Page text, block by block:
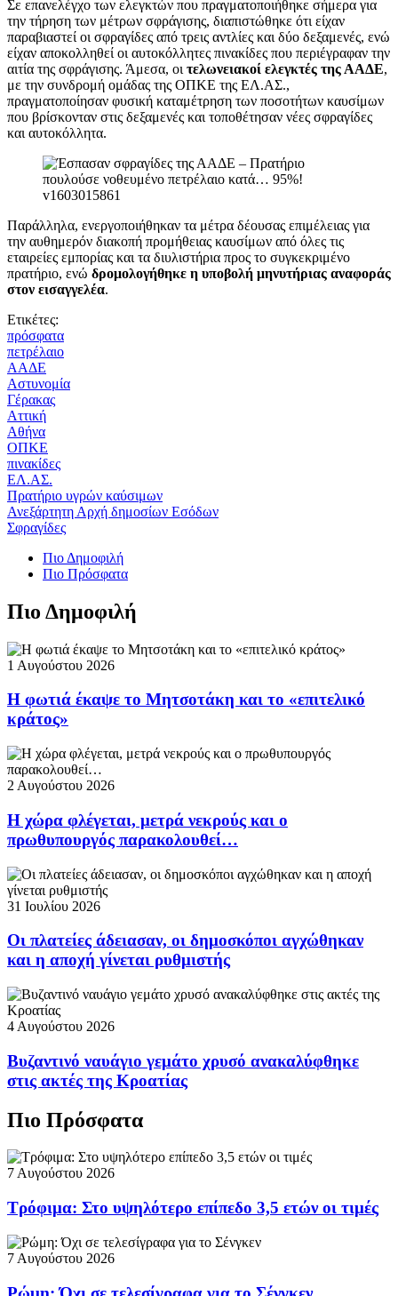
Σε επανελέγχο των ελεγκτών που πραγματοποιήθηκε σήμερα για
την τήρηση των μέτρων σφράγισης, διαπιστώθηκε ότι είχαν
παραβιαστεί οι σφραγίδες από τρεις αντλίες και δύο δεξαμενές, ενώ
είχαν αποκολληθεί οι αυτοκόλλητες πινακίδες που περιέγραφαν την
αιτία της σφράγισης. Άμεσα, οι τελωνειακοί ελεγκτές της ΑΑΔΕ,
με την συνδρομή ομάδας της ΟΠΚΕ της ΕΛ.ΑΣ.,
πραγματοποίησαν φυσική καταμέτρηση των ποσοτήτων καυσίμων
που βρίσκονταν στις δεξαμενές και τοποθέτησαν νέες σφραγίδες
και αυτοκόλλητα.
Παράλληλα, ενεργοποιήθηκαν τα μέτρα δέουσας επιμέλειας για
την αυθημερόν διακοπή προμήθειας καυσίμων από όλες τις
εταιρείες εμπορίας και τα διυλιστήρια προς το συγκεκριμένο
πρατήριο, ενώ δρομολογήθηκε η υποβολή μηνυτήριας αναφοράς
στον εισαγγελέα.
Ετικέτες:
πρόσφατα
πετρέλαιο
ΑΑΔΕ
Αστυνομία
Γέρακας
Αττική
Αθήνα
ΟΠΚΕ
πινακίδες
ΕΛ.ΑΣ.
Πρατήριο υγρών καύσιμων
Ανεξάρτητη Αρχή δημοσίων Εσόδων
Σφραγίδες
Πιο Δημοφιλή
Πιο Πρόσφατα
Πιο Δημοφιλή
1 Αυγούστου 2026
Η φωτιά έκαψε το Μητσοτάκη και το «επιτελικό
κράτος»
2 Αυγούστου 2026
Η χώρα φλέγεται, μετρά νεκρούς και ο
πρωθυπουργός παρακολουθεί…
31 Ιουλίου 2026
Οι πλατείες άδειασαν, οι δημοσκόποι αγχώθηκαν
και η αποχή γίνεται ρυθμιστής
4 Αυγούστου 2026
Βυζαντινό ναυάγιο γεμάτο χρυσό ανακαλύφθηκε
στις ακτές της Κροατίας
Πιο Πρόσφατα
7 Αυγούστου 2026
Τρόφιμα: Στο υψηλότερο επίπεδο 3,5 ετών οι τιμές
7 Αυγούστου 2026